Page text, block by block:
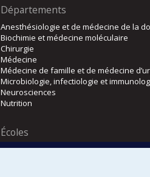
Départements
Anesthésiologie et de médecine de la
Biochimie et médecine moléculaire
Chirurgie
Médecine
Médecine de famille et de médecine
Microbiologie, infectiologie et
Neurosciences
Nutrition
Écoles
Kinésiologie et des sciences de